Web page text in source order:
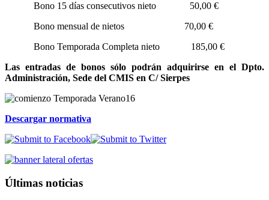
Bono 15 días consecutivos nieto 50,00 €
Bono mensual de nietos 70,00 €
Bono Temporada Completa nieto 185,00 €
Las entradas de bonos sólo podrán adquirirse en el Dpto.
Administración, Sede del CMIS en C/ Sierpes
Descargar normativa
Últimas noticias